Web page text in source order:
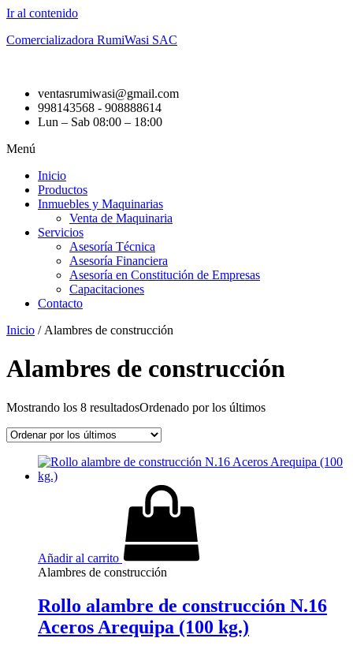
Ir al contenido
Comercializadora RumiWasi SAC
ventasrumiwasi@gmail.com
998143568 - 908888614
Lun – Sab 08:00 – 18:00
Menú
Inicio
Productos
Inmuebles y Maquinarias
Venta de Maquinaria
Servicios
Asesoría Técnica
Asesoría Financiera
Asesoría en Constitución de Empresas
Capacitaciones
Contacto
Inicio / Alambres de construcción
Alambres de construcción
Mostrando los 8 resultadosOrdenado por los últimos
Añadir al carrito
Alambres de construcción
Rollo alambre de construcción N.16
Aceros Arequipa (100 kg.)